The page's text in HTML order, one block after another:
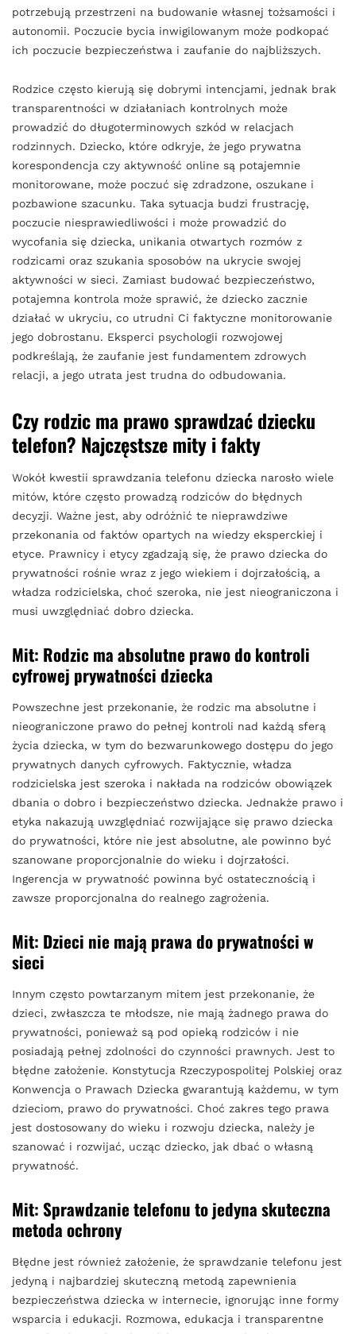
potrzebują przestrzeni na budowanie własnej tożsamości i
autonomii. Poczucie bycia inwigilowanym może podkopać
ich poczucie bezpieczeństwa i zaufanie do najbliższych.
Rodzice często kierują się dobrymi intencjami, jednak brak
transparentności w działaniach kontrolnych może
prowadzić do długoterminowych szkód w relacjach
rodzinnych. Dziecko, które odkryje, że jego prywatna
korespondencja czy aktywność online są potajemnie
monitorowane, może poczuć się zdradzone, oszukane i
pozbawione szacunku. Taka sytuacja budzi frustrację,
poczucie niesprawiedliwości i może prowadzić do
wycofania się dziecka, unikania otwartych rozmów z
rodzicami oraz szukania sposobów na ukrycie swojej
aktywności w sieci. Zamiast budować bezpieczeństwo,
potajemna kontrola może sprawić, że dziecko zacznie
działać w ukryciu, co utrudni Ci faktyczne monitorowanie
jego dobrostanu. Eksperci psychologii rozwojowej
podkreślają, że zaufanie jest fundamentem zdrowych
relacji, a jego utrata jest trudna do odbudowania.
Czy rodzic ma prawo sprawdzać dziecku
telefon? Najczęstsze mity i fakty
Wokół kwestii sprawdzania telefonu dziecka narosło wiele
mitów, które często prowadzą rodziców do błędnych
decyzji. Ważne jest, aby odróżnić te nieprawdziwe
przekonania od faktów opartych na wiedzy eksperckiej i
etyce. Prawnicy i etycy zgadzają się, że prawo dziecka do
prywatności rośnie wraz z jego wiekiem i dojrzałością, a
władza rodzicielska, choć szeroka, nie jest nieograniczona i
musi uwzględniać dobro dziecka.
Mit: Rodzic ma absolutne prawo do kontroli
cyfrowej prywatności dziecka
Powszechne jest przekonanie, że rodzic ma absolutne i
nieograniczone prawo do pełnej kontroli nad każdą sferą
życia dziecka, w tym do bezwarunkowego dostępu do jego
prywatnych danych cyfrowych. Faktycznie, władza
rodzicielska jest szeroka i nakłada na rodziców obowiązek
dbania o dobro i bezpieczeństwo dziecka. Jednakże prawo i
etyka nakazują uwzględniać rozwijające się prawo dziecka
do prywatności, które nie jest absolutne, ale powinno być
szanowane proporcjonalnie do wieku i dojrzałości.
Ingerencja w prywatność powinna być ostatecznością i
zawsze proporcjonalna do realnego zagrożenia.
Mit: Dzieci nie mają prawa do prywatności w
sieci
Innym często powtarzanym mitem jest przekonanie, że
dzieci, zwłaszcza te młodsze, nie mają żadnego prawa do
prywatności, ponieważ są pod opieką rodziców i nie
posiadają pełnej zdolności do czynności prawnych. Jest to
błędne założenie. Konstytucja Rzeczypospolitej Polskiej oraz
Konwencja o Prawach Dziecka gwarantują każdemu, w tym
dzieciom, prawo do prywatności. Choć zakres tego prawa
jest dostosowany do wieku i rozwoju dziecka, należy je
szanować i rozwijać, ucząc dziecko, jak dbać o własną
prywatność.
Mit: Sprawdzanie telefonu to jedyna skuteczna
metoda ochrony
Błędne jest również założenie, że sprawdzanie telefonu jest
jedyną i najbardziej skuteczną metodą zapewnienia
bezpieczeństwa dziecka w internecie, ignorując inne formy
wsparcia i edukacji. Rozmowa, edukacja i transparentne